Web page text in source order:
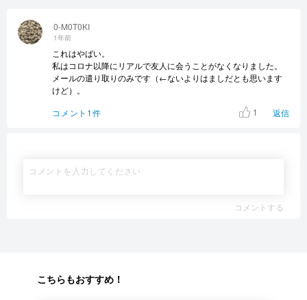
0-M0T0KI
1年前
これはやばい。
私はコロナ以降にリアルで友人に会うことがなくなりました。
メールの遣り取りのみです（←ないよりはましだとも思います
けど）。
コメント1件
1 返信
コメントする
こちらもおすすめ！